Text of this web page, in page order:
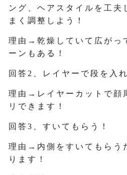
ング、ヘアスタイルを工夫
まく調整しよう！
理由→乾燥していて広がっ
ーンもある！
回答2、レイヤーで段を入れ
理由→レイヤーカットで顔
リできます！
回答3、すいてもらう！
理由→内側をすいてもらう
ります！